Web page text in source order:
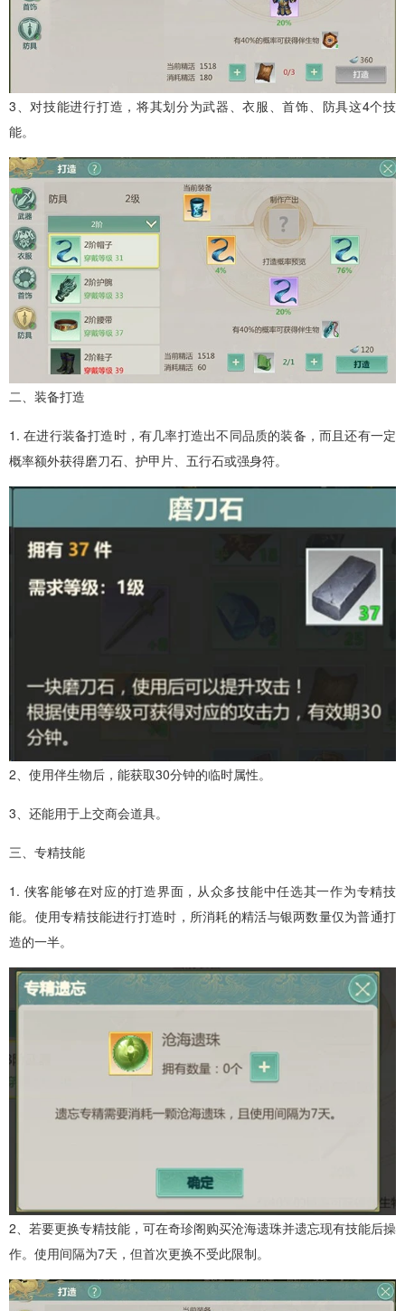
3、对技能进行打造，将其划分为武器、衣服、首饰、防具这4个技
能。
二、装备打造
1. 在进行装备打造时，有几率打造出不同品质的装备，而且还有一定
概率额外获得磨刀石、护甲片、五行石或强身符。
2、使用伴生物后，能获取30分钟的临时属性。
3、还能用于上交商会道具。
三、专精技能
1. 侠客能够在对应的打造界面，从众多技能中任选其一作为专精技
能。使用专精技能进行打造时，所消耗的精活与银两数量仅为普通打
造的一半。
2、若要更换专精技能，可在奇珍阁购买沧海遗珠并遗忘现有技能后操
作。使用间隔为7天，但首次更换不受此限制。